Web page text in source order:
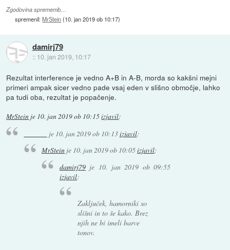
Zgodovina sprememb…
spremenil:MrStein(10. jan 2019 ob 10:17)
damirj79
:: 10. jan 2019, 10:17
Rezultat interference je vedno A+B in A-B, morda so kakšni mejni
primeri ampak sicer vedno pade vsaj eden v slišno območje, lahko
pa tudi oba, rezultat je popačenje.
MrStein je 10. jan 2019 ob 10:15izjavil:
je 10. jan 2019 ob 10:13izjavil:
MrStein je 10. jan 2019 ob 10:05izjavil:
damirj79je 10. jan 2019 ob 09:55
izjavil:
Zaključek, hamorniki so
slišni in to še kako. Brez
njih ne bi imeli barve
tonov.